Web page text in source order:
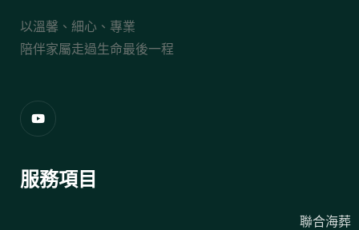
以溫馨、細心、專業
陪伴家屬走過生命最後一程
服務項目
聯合海葬